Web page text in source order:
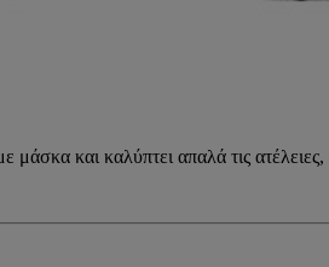
μάσκα και καλύπτει απαλά τις